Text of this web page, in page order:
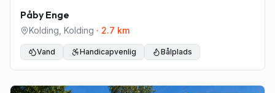
Påby Enge
Kolding Kolding · 2.7 km
Vand Handicapvenlig Bålplads